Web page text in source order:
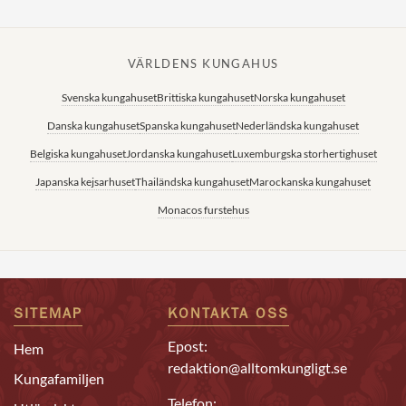
VÄRLDENS KUNGAHUS
Svenska kungahusetBrittiska kungahusetNorska kungahuset
Danska kungahusetSpanska kungahusetNederländska kungahuset
Belgiska kungahusetJordanska kungahusetLuxemburgska storhertighuset
Japanska kejsarhusetThailändska kungahusetMarockanska kungahuset
Monacos furstehus
SITEMAP
Hem
Kungafamiljen
KONTAKTA OSS
Epost:
redaktion@alltomkungligt.se